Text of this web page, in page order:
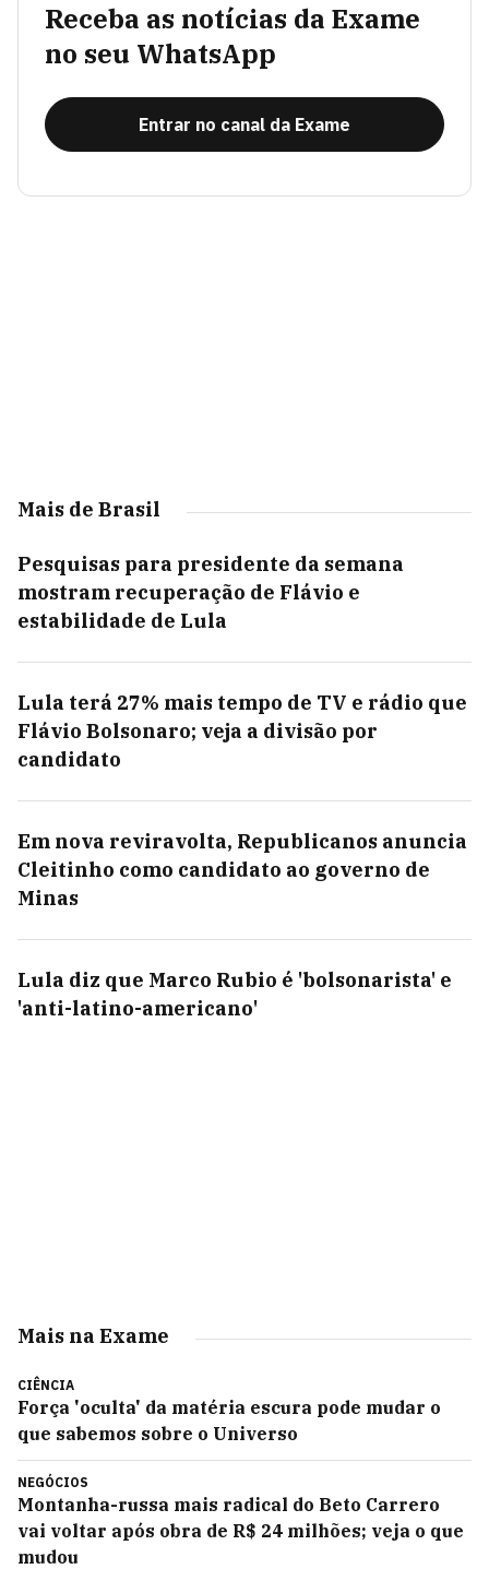
Receba as notícias da Exame
no seu WhatsApp
Entrar no canal da Exame
Mais de Brasil
Pesquisas para presidente da semana
mostram recuperação de Flávio e
estabilidade de Lula
Lula terá 27% mais tempo de TV e rádio que
Flávio Bolsonaro; veja a divisão por
candidato
Em nova reviravolta, Republicanos anuncia
Cleitinho como candidato ao governo de
Minas
Lula diz que Marco Rubio é 'bolsonarista' e
'anti-latino-americano'
Mais na Exame
CIÊNCIA
Força 'oculta' da matéria escura pode mudar o
que sabemos sobre o Universo
NEGÓCIOS
Montanha-russa mais radical do Beto Carrero
vai voltar após obra de R$ 24 milhões; veja o que
mudou